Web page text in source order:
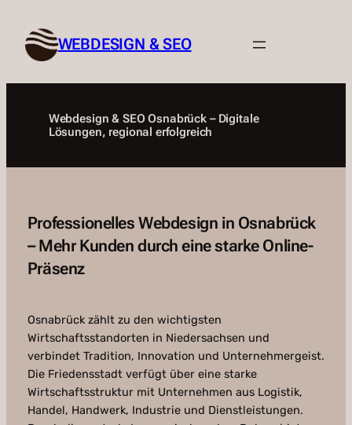
Inhalt
springen WEBDESIGN & SEO
Webdesign & SEO Osnabrück – Digitale
Lösungen, regional erfolgreich
Professionelles Webdesign in Osnabrück
– Mehr Kunden durch eine starke Online-
Präsenz
Osnabrück zählt zu den wichtigsten
Wirtschaftsstandorten in Niedersachsen und
verbindet Tradition, Innovation und Unternehmergeist.
Die Friedensstadt verfügt über eine starke
Wirtschaftsstruktur mit Unternehmen aus Logistik,
Handel, Handwerk, Industrie und Dienstleistungen.